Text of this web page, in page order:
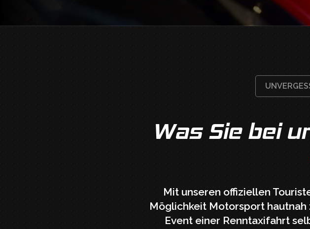
Was Sie bei
Mit unseren offiziellen
Möglichkeit Motorsport hautnah
Event einer Renntaxifahrt